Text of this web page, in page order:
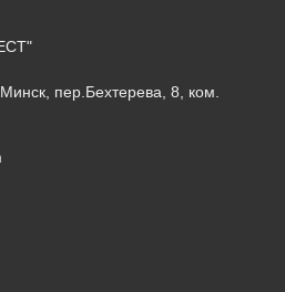
пер.Бехтерева, 8, ком.